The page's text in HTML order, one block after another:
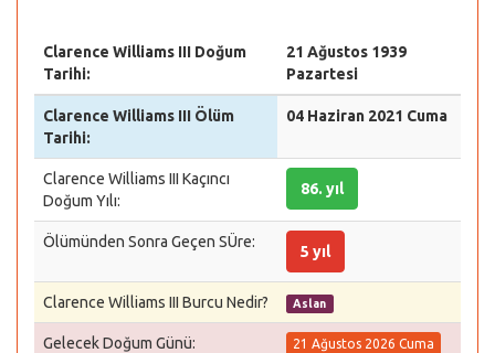
Clarence Williams III Doğum
Tarihi:
21 Ağustos 1939
Pazartesi
Clarence Williams III Ölüm
Tarihi:
04 Haziran 2021 Cuma
Clarence Williams III Kaçıncı
Doğum Yılı:
86. yıl
Ölümünden Sonra Geçen SÜre:
5 yıl
Clarence Williams III Burcu Nedir? Aslan
Gelecek Doğum Günü: 21 Ağustos 2026 Cuma